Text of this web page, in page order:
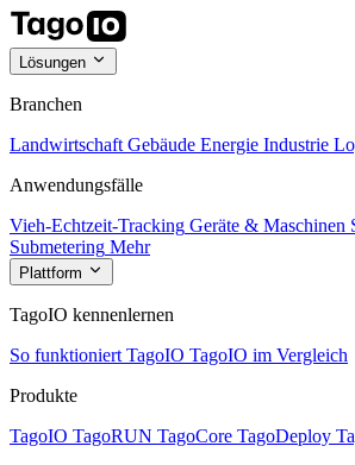
Lösungen
Branchen
Landwirtschaft Gebäude Energie Industrie
Anwendungsfälle
Vieh-Echtzeit-Tracking Geräte & Maschinen
Submetering Mehr
Plattform
TagoIO kennenlernen
So funktioniert TagoIO TagoIO im Vergleich
Produkte
TagoIO TagoRUN TagoCore TagoDeploy